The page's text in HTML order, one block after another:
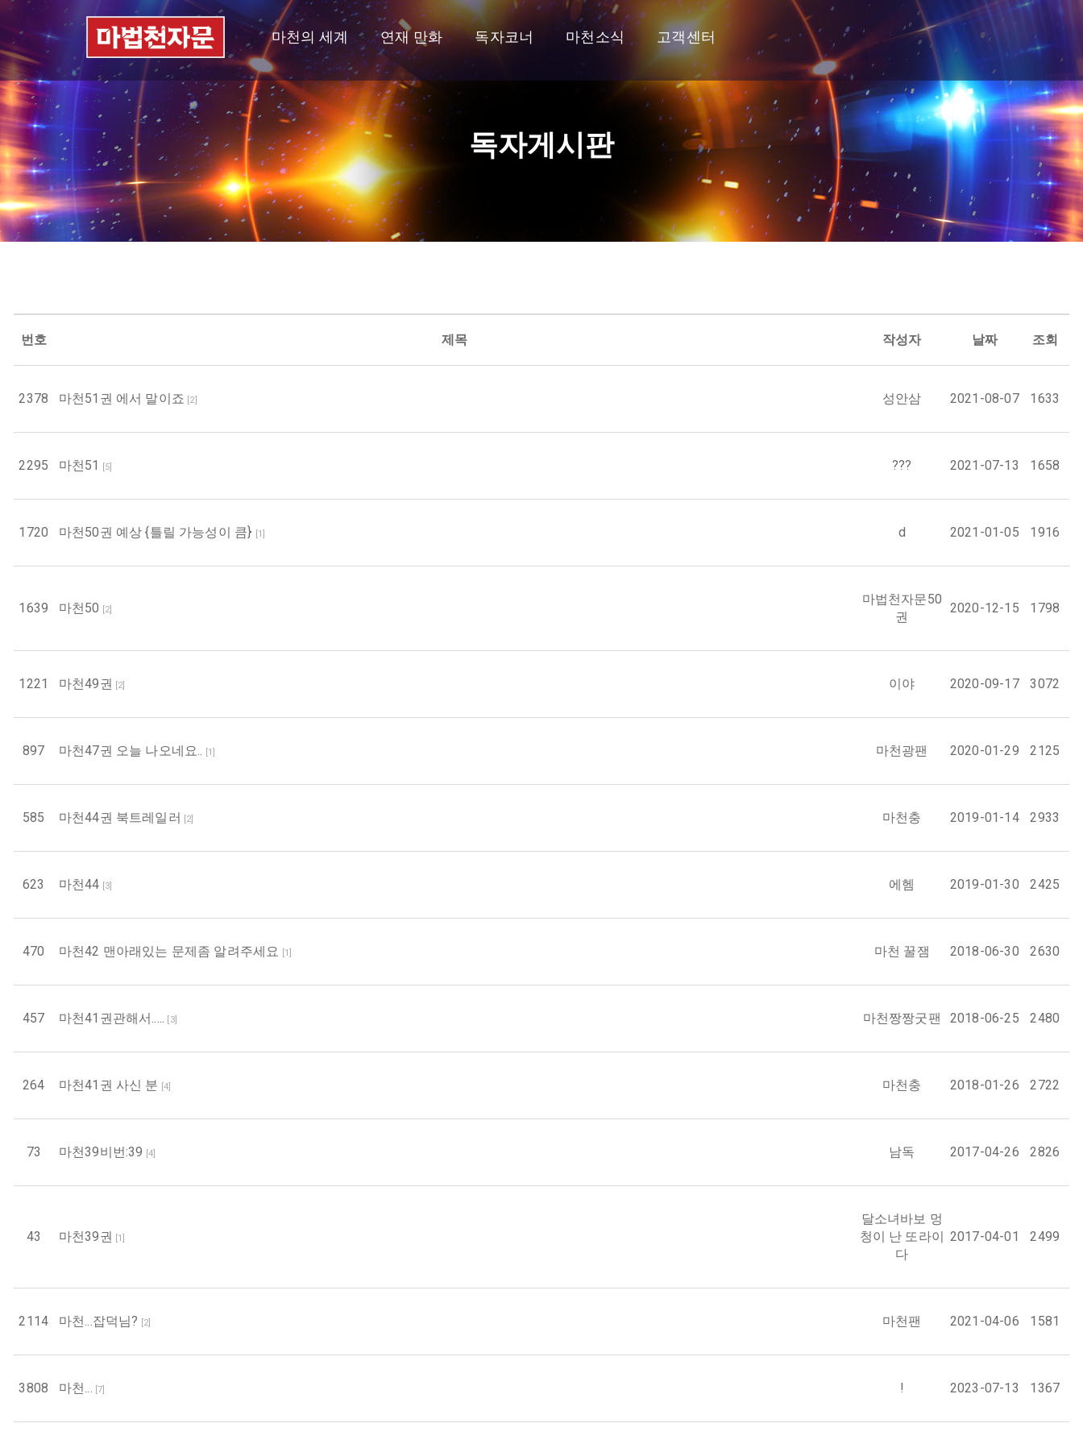
마천의 세계 연재 만화 독자코너 마천소식 고객센터
독자게시판
번호 제목 작성자 날짜 조회
2378 마천51권 에서 말이죠 [2] 성안삼 2021-08-07 1633
2295 마천51 [5] ??? 2021-07-13 1658
1720 마천50권 예상 {틀릴 가능성이 큼} [1] d 2021-01-05 1916
1639 마천50 [2]
마법천자문50
권
2020-12-15 1798
1221 마천49권 [2] 이야 2020-09-17 3072
897 마천47권 오늘 나오네요.. [1] 마천광팬 2020-01-29 2125
585 마천44권 북트레일러 [2] 마천충 2019-01-14 2933
623 마천44 [3] 에헴 2019-01-30 2425
470 마천42 맨아래있는 문제좀 알려주세요 [1] 마천 꿀잼 2018-06-30 2630
457 마천41권관해서..... [3] 마천짱짱굿팬 2018-06-25 2480
264 마천41권 사신 분 [4] 마천충 2018-01-26 2722
73 마천39비번:39 [4] 남독 2017-04-26 2826
43 마천39권 [1]
달소녀바보 멍
청이 난 또라이
다
2017-04-01 2499
2114 마천...잡덕님? [2] 마천팬 2021-04-06 1581
3808 마천... [7] ! 2023-07-13 1367